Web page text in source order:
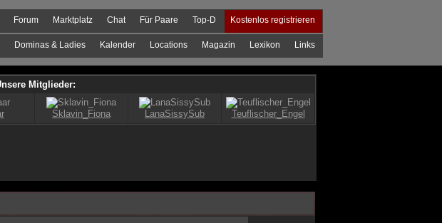
Kostenlos registrieren
Top-D
Für Paare
Chat
Marktplatz
Forum
Links
Lexikon
Magazin
Locations
Kalender
Dominas & Ladies